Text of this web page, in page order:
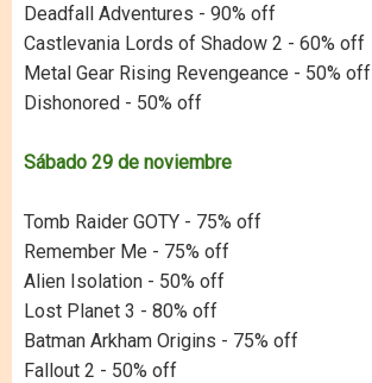
Deadfall Adventures - 90% off
Castlevania Lords of Shadow 2 - 60% off
Metal Gear Rising Revengeance - 50% off
Dishonored - 50% off
Sábado 29 de noviembre
Tomb Raider GOTY - 75% off
Remember Me - 75% off
Alien Isolation - 50% off
Lost Planet 3 - 80% off
Batman Arkham Origins - 75% off
Fallout 2 - 50% off